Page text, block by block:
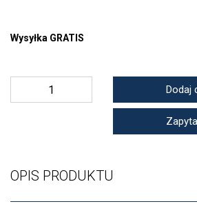
Wysyłka GRATIS
Dodaj
OPIS PRODUKTU